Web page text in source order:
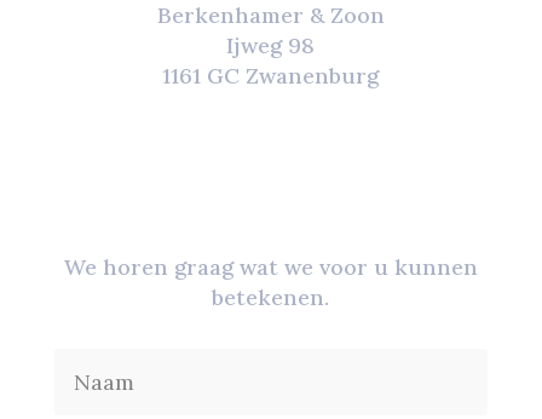
Berkenhamer & Zoon
Ijweg 98
1161 GC Zwanenburg
We horen graag wat we voor u kunnen
betekenen.